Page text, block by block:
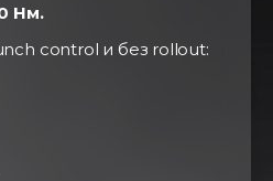
Нм.
control и без rollout: